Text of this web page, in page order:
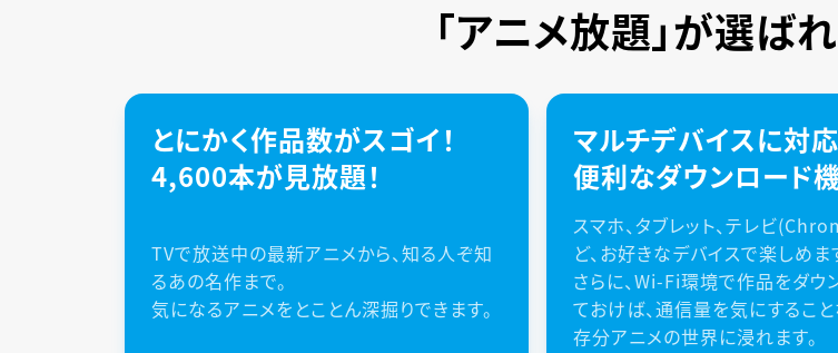
「アニメ放題」が選ば
とにかく作品数がスゴイ！
4,600本が見放題！
TVで放送中の最新アニメから、知る人ぞ知
るあの名作まで。
気になるアニメをとことん深掘りできます。
マルチデバイスに対応
便利なダウンロード機
スマホ、タブレット、テレビ
ど、お好きなデバイスで楽しめま
さらに、Wi-Fi環境で作品をダウ
ておけば、通信量を気にすること
存分アニメの世界に浸れます。